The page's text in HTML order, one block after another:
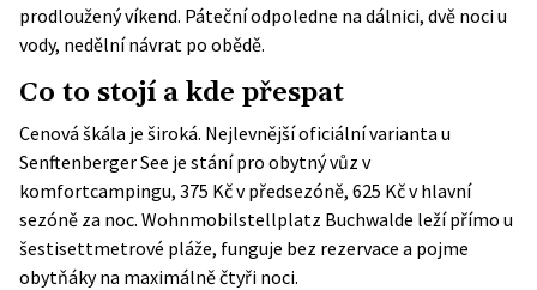
prodloužený víkend. Páteční odpoledne na dálnici, dvě noci u
vody, nedělní návrat po obědě.
Co to stojí a kde přespat
Cenová škála je široká. Nejlevnější oficiální varianta u
Senftenberger See je stání pro obytný vůz v
komfortcampingu, 375 Kč v předsezóně, 625 Kč v hlavní
sezóně za noc. Wohnmobilstellplatz Buchwalde leží přímo u
šestisettmetrové pláže, funguje bez rezervace a pojme
obytňáky na maximálně čtyři noci.